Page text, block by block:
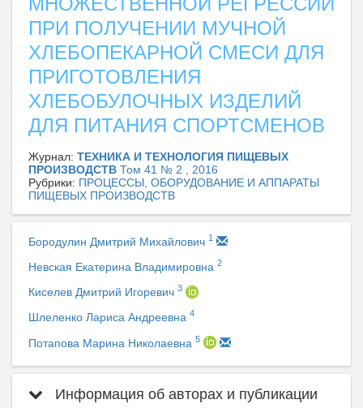
ПРИ ПОЛУЧЕНИИ МУЧНОЙ
ХЛЕБОПЕКАРНОЙ СМЕСИ ДЛЯ
ПРИГОТОВЛЕНИЯ
ХЛЕБОБУЛОЧНЫХ ИЗДЕЛИЙ
ДЛЯ ПИТАНИЯ СПОРТСМЕНОВ
Журнал: ТЕХНИКА И ТЕХНОЛОГИЯ ПИЩЕВЫХ
ПРОИЗВОДСТВ Том 41 № 2 , 2016
Рубрики: ПРОЦЕССЫ, ОБОРУДОВАНИЕ И АППАРАТЫ
ПИЩЕВЫХ ПРОИЗВОДСТВ
Бородулин Дмитрий Михайлович 1
Невская Екатерина Владимировна 2
Киселев Дмитрий Игоревич 3
Шлеленко Лариса Андреевна 4
Потапова Марина Николаевна 5
Информация об авторах и публикации